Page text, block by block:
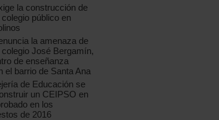
la construcción de
público en
la amenaza de
colegio José Bergamín,
de enseñanza
el barrio de Santa Ana
de Educación se
un CEIPSO en
en los
de 2016